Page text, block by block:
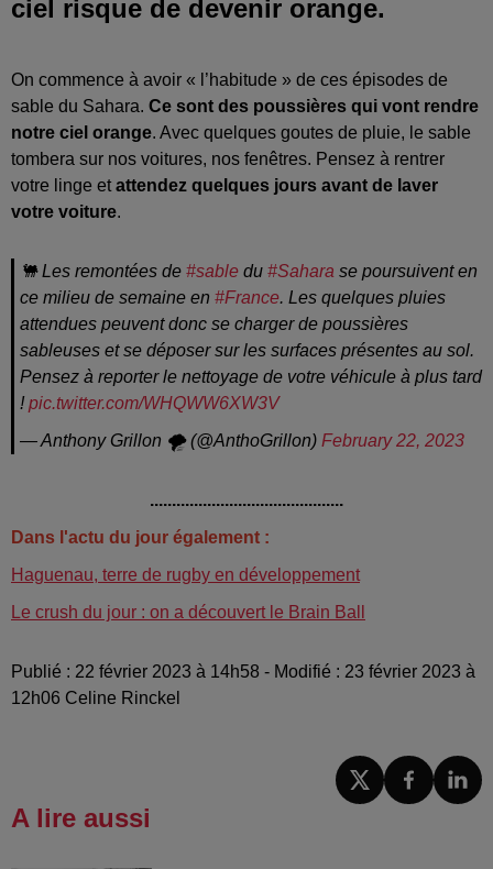
ciel risque de devenir orange.
On commence à avoir « l’habitude » de ces épisodes de
sable du Sahara. Ce sont des poussières qui vont rendre
notre ciel orange. Avec quelques goutes de pluie, le sable
tombera sur nos voitures, nos fenêtres. Pensez à rentrer
votre linge etattendez quelques jours avant de laver
votre voiture.
🐫 Les remontées de #sable du #Sahara se poursuivent en
ce milieu de semaine en #France. Les quelques pluies
attendues peuvent donc se charger de poussières
sableuses et se déposer sur les surfaces présentes au sol.
Pensez à reporter le nettoyage de votre véhicule à plus tard
!pic.twitter.com/WHQWW6XW3V
— Anthony Grillon 🌪 (@AnthoGrillon) February 22, 2023
............................................
Dans l'actu du jour également :
Haguenau, terre de rugby en développement
Le crush du jour : on a découvert le Brain Ball
Publié : 22 février 2023 à 14h58 - Modifié : 23 février 2023 à
12h06 Celine Rinckel
A lire aussi